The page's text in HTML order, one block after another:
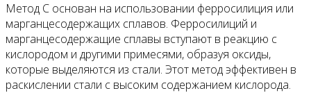
Метод С основан на использовании ферросилиция или
марганцесодержащих сплавов. Ферросилиций и
марганцесодержащие сплавы вступают в реакцию с
кислородом и другими примесями, образуя оксиды,
которые выделяются из стали. Этот метод эффективен в
раскислении стали с высоким содержанием кислорода.